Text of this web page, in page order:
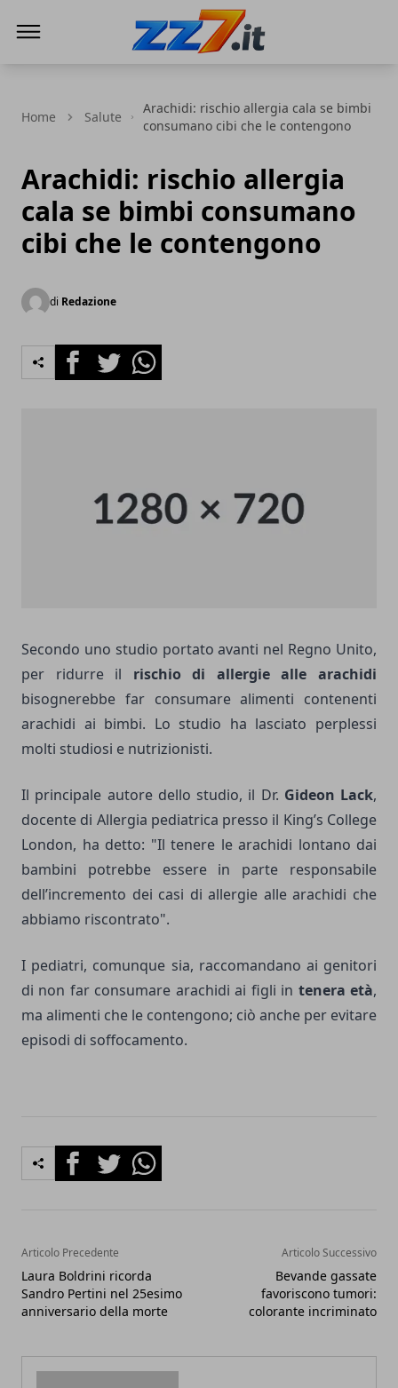
Home Salute
Arachidi: rischio allergia cala se bimbi
consumano cibi che le contengono
Arachidi: rischio allergia
cala se bimbi consumano
cibi che le contengono
di Redazione
FacebookTwitterWhatsapp
Secondo uno studio portato avanti nel Regno Unito,
per ridurre il rischio di allergie alle arachidi
bisognerebbe far consumare alimenti contenenti
arachidi ai bimbi. Lo studio ha lasciato perplessi
molti studiosi e nutrizionisti.
Il principale autore dello studio, il Dr. Gideon Lack,
docente di Allergia pediatrica presso il King’s College
London, ha detto: "Il tenere le arachidi lontano dai
bambini potrebbe essere in parte responsabile
dell’incremento dei casi di allergie alle arachidi che
abbiamo riscontrato".
I pediatri, comunque sia, raccomandano ai genitori
di non far consumare arachidi ai figli in tenera età,
ma alimenti che le contengono; ciò anche per evitare
episodi di soffocamento.
FacebookTwitterWhatsapp
Articolo Precedente
Laura Boldrini ricorda
Sandro Pertini nel 25esimo
anniversario della morte
Articolo Successivo
Bevande gassate
favoriscono tumori:
colorante incriminato